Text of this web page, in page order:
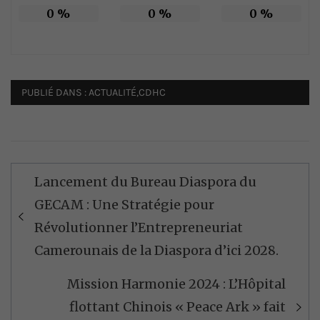
0 % 0 % 0 %
PUBLIÉ DANS :ACTUALITÉ,CDHC
Navigation
l’article
Lancement du Bureau Diaspora du
GECAM : Une Stratégie pour
Révolutionner l’Entrepreneuriat
Camerounais de la Diaspora d’ici 2028.
Mission Harmonie 2024 : L’Hôpital
flottant Chinois « Peace Ark » fait